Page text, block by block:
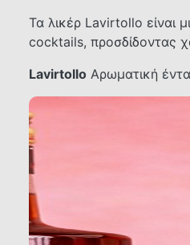
Τα λικέρ Lavirtollo είναι
cocktails, προσδίδοντας
Lavirtollo Αρωματική